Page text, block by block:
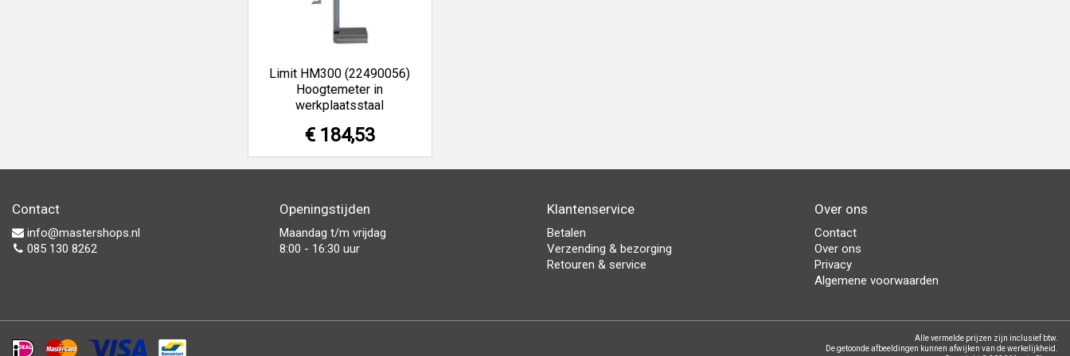
Limit HM300 (22490056)
Hoogtemeter in
werkplaatsstaal
€ 184,53
Contact
info@mastershops.nl
085 130 8262
Openingstijden
Maandag t/m vrijdag
8:00 - 16:30 uur
Klantenservice
Betalen
Verzending & bezorging
Retouren & service
Over ons
Contact
Over ons
Privacy
Algemene voorwaarden
Alle vermelde prijzen zijn inclusief btw.
De getoonde afbeeldingen kunnen afwijken van de werkelijkheid.